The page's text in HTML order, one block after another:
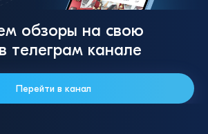
обзоры на свою
телеграм канале
Перейти в канал